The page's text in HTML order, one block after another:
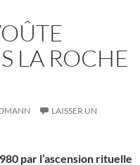
LA ROCHE
LAISSER UN
par l’ascension rituelle